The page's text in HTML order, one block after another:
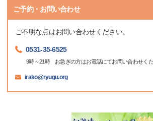
ご予約・お問い合わせ
ご不明な点はお問い合わせください。
0531-35-6525
9時～21時 お急ぎの方はお電話にてお問い合わせく
irako@ryugu.org